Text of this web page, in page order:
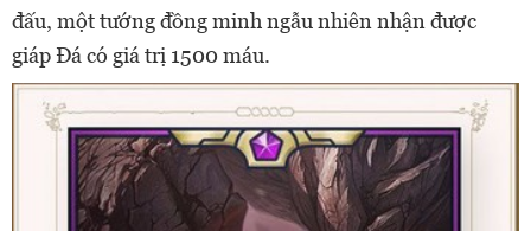
đấu, một tướng đồng minh ngẫu nhiên nhận được
giáp Đá có giá trị 1500 máu.